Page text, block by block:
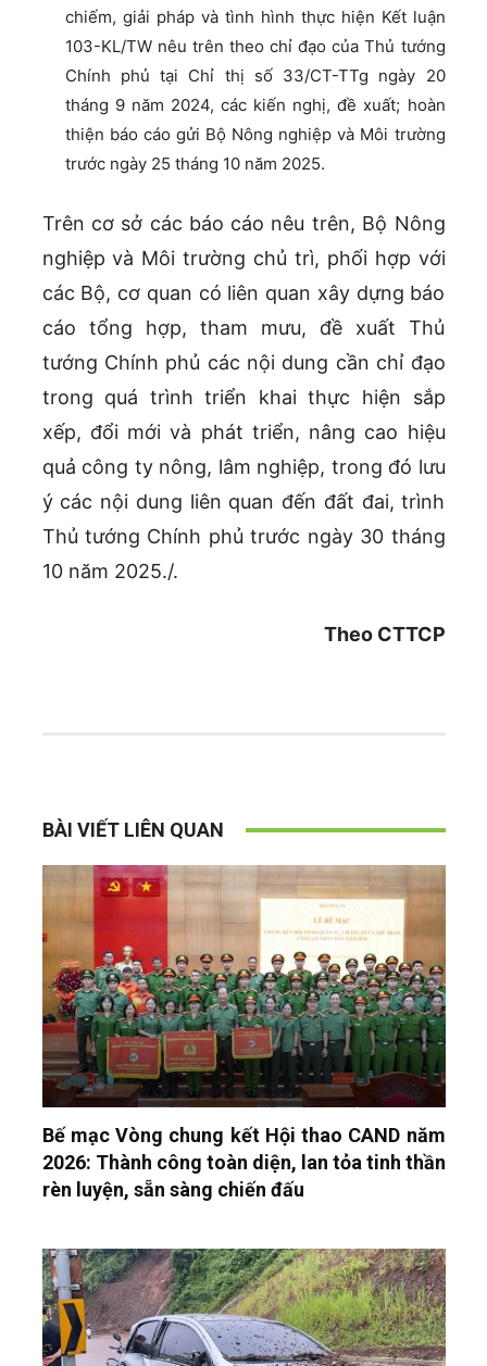
chiếm, giải pháp và tình hình thực hiện Kết luận
103-KL/TW nêu trên theo chỉ đạo của Thủ tướng
Chính phủ tại Chỉ thị số 33/CT-TTg ngày 20
tháng 9 năm 2024, các kiến nghị, đề xuất; hoàn
thiện báo cáo gửi Bộ Nông nghiệp và Môi trường
trước ngày 25 tháng 10 năm 2025.
Trên cơ sở các báo cáo nêu trên, Bộ Nông
nghiệp và Môi trường chủ trì, phối hợp với
các Bộ, cơ quan có liên quan xây dựng báo
cáo tổng hợp, tham mưu, đề xuất Thủ
tướng Chính phủ các nội dung cần chỉ đạo
trong quá trình triển khai thực hiện sắp
xếp, đổi mới và phát triển, nâng cao hiệu
quả công ty nông, lâm nghiệp, trong đó lưu
ý các nội dung liên quan đến đất đai, trình
Thủ tướng Chính phủ trước ngày 30 tháng
10 năm 2025./.
Theo CTTCP
BÀI VIẾT LIÊN QUAN
Bế mạc Vòng chung kết Hội thao CAND năm
2026: Thành công toàn diện, lan tỏa tinh thần
rèn luyện, sẵn sàng chiến đấu